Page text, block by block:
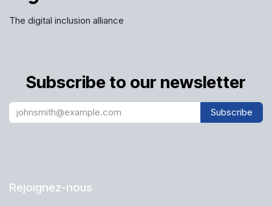
The digital inclusion alliance
Subscribe to our newsletter
Subscribe
Rejoignez-nous